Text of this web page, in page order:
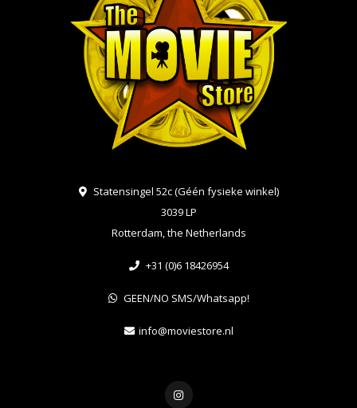
Statensingel 52c (Géén fysieke winkel)
3039 LP
Rotterdam, the Netherlands
+31 (0)6 18426954
GEEN/NO SMS/Whatsapp!
info@moviestore.nl